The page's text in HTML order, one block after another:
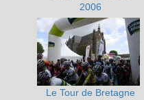
2006
Le Tour de Bretagne